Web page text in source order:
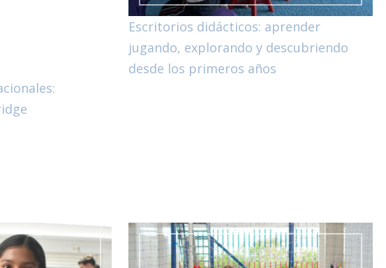
Escritorios didácticos: aprender
jugando, explorando y descubriendo
desde los primeros años